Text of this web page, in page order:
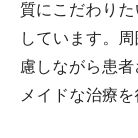
質にこだわり
しています。
慮しながら患
メイドな治療